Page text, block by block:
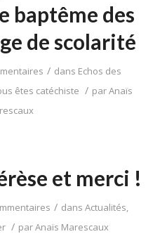
baptême des
de scolarité
/ dans Echos des
êtes catéchiste / parAnaïs
et merci !
/ dansActualités
/ parAnaïs Marescaux